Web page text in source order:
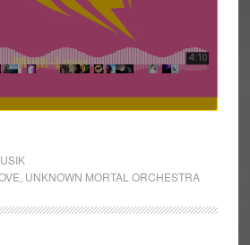
UNKNOWN MORTAL ORCHESTRA